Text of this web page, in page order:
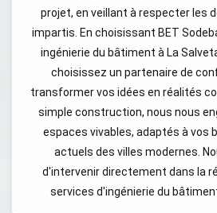
projet, en veillant à respecter les
impartis. En choisissant BET
ingénierie du bâtiment à La
choisissez un partenaire de
transformer vos idées en réalités
simple construction, nous nous
espaces vivables, adaptés à vos
actuels des villes modernes.
d'intervenir directement dans la
services d'ingénierie du